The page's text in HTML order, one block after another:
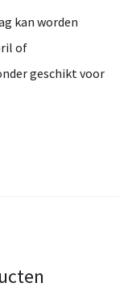
kan worden
of
geschikt voor